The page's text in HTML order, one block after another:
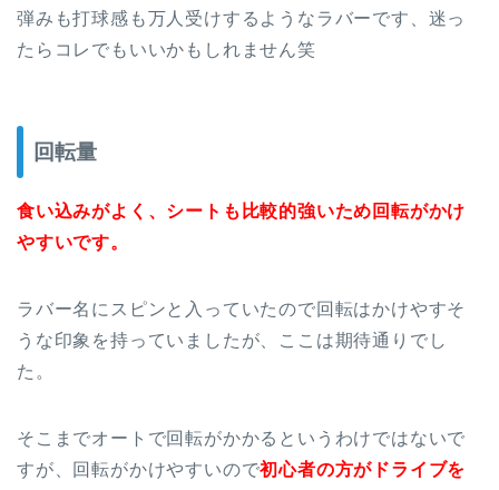
弾みも打球感も万人受けするようなラバーです、迷っ
たらコレでもいいかもしれません笑
回転量
食い込みがよく、シートも比較的強いため回転がかけ
やすいです。
ラバー名にスピンと入っていたので回転はかけやすそ
うな印象を持っていましたが、ここは期待通りでし
た。
そこまでオートで回転がかかるというわけではないで
すが、回転がかけやすいので初心者の方がドライブを